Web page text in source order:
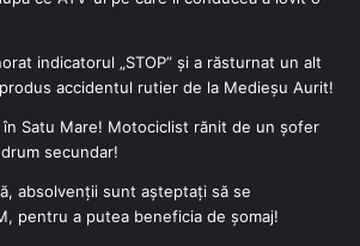
indicatorul „STOP” și a răsturnat un alt
accidentul rutier de la Medieșu Aurit!
Satu Mare! Motociclist rănit de un șofer
secundar!
absolvenții sunt așteptați să se
pentru a putea beneficia de șomaj!